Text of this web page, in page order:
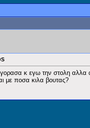
κ εγω την στολη
με ποσα κιλα βουτας?